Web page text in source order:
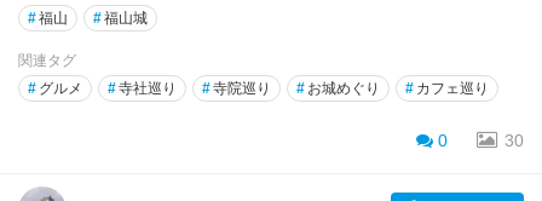
#福山 #福山城
関連タグ
# グルメ #寺社巡り #寺院巡り # お城めぐり # カフェ巡り
0 30